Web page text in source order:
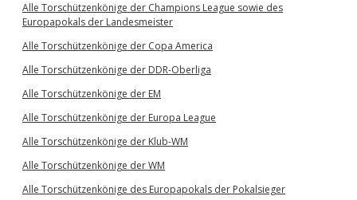
Alle Torschützenkönige der Champions League sowie des
Europapokals der Landesmeister
Alle Torschützenkönige der Copa America
Alle Torschützenkönige der DDR-Oberliga
Alle Torschützenkönige der EM
Alle Torschützenkönige der Europa League
Alle Torschützenkönige der Klub-WM
Alle Torschützenkönige der WM
Alle Torschützenkönige des Europapokals der Pokalsieger